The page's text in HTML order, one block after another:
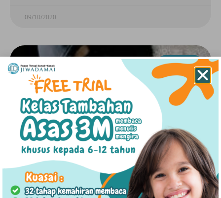
09/10/2020
LAIN-LAIN
Mengintip (Stalking) : Jenis Pengintip (Stalker)
& Motif